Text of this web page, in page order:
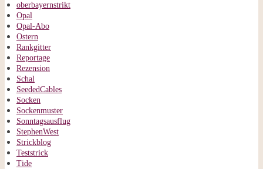
oberbayernstrikt
Opal
Opal-Abo
Ostern
Rankgitter
Reportage
Rezension
Schal
SeededCables
Socken
Sockenmuster
Sonntagsausflug
StephenWest
Strickblog
Teststrick
Tide